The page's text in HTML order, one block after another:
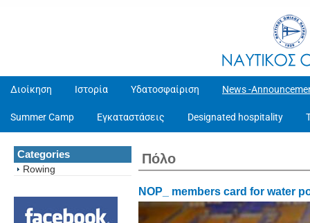
Διοίκηση Ιστορία Υδατοσφαίριση News -
Summer Camp Εγκαταστάσεις Designated hospitality
Categories
Rowing
Πόλο
NOP_ members card for water